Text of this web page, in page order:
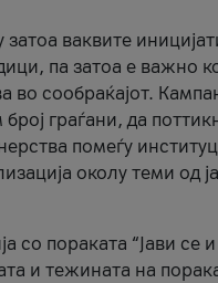
ваквите
па затоа е важно
во сообраќајот.
граѓани, да
помеѓу
околу теми од
пораката “Јави се
и тежината на